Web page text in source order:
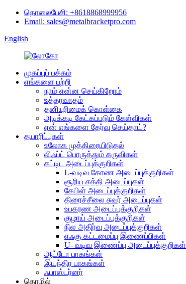
தொலைபேசி: +8618868999956
Email: sales@metalbracketpro.com
English
முகப்புப் பக்கம்
எங்களை பற்றி
நாம் என்ன செய்கிறோம்
உத்தரவாதம்
தனியுரிமைக் கொள்கை
அடிக்கடி கேட்கப்படும் கேள்விகள்
ஏன் எங்களை தேர்வு செய்தாய்?
தயாரிப்புகள்
உலோக முத்திரையிடுதல்
லிஃப்ட் பொருத்தும் கருவிகள்
கட்டிட அடைப்புக்குறிகள்
L-வடிவ கோண அடைப்புக்குறிகள்
சூரிய சக்தி அடைப்புகள்
கேபிள் அடைப்புக்குறிகள்
திரைச்சீலை சுவர் அடைப்புகள்
உபகரண அடைப்புக்குறிகள்
குழாய் அடைப்புக்குறிகள்
நில அதிர்வு அடைப்புக்குறிகள்
எஃகு கட்டமைப்பு இணைப்பிகள்
U- வடிவ இணைப்பு அடைப்புக்குறிகள்
ஆட்டோ பாகங்கள்
இயந்திர பாகங்கள்
ஃபாஸ்டர்னர்
தொழில்